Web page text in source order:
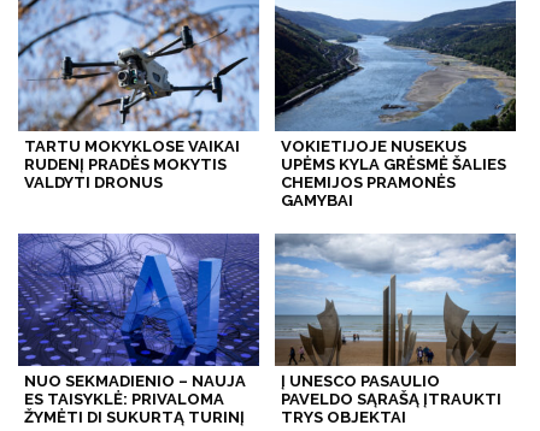
TARTU MOKYKLOSE VAIKAI
RUDENĮ PRADĖS MOKYTIS
VALDYTI DRONUS
VOKIETIJOJE NUSEKUS
UPĖMS KYLA GRĖSMĖ ŠALIES
CHEMIJOS PRAMONĖS
GAMYBAI
NUO SEKMADIENIO – NAUJA
ES TAISYKLĖ: PRIVALOMA
ŽYMĖTI DI SUKURTĄ TURINĮ
Į UNESCO PASAULIO
PAVELDO SĄRAŠĄ ĮTRAUKTI
TRYS OBJEKTAI